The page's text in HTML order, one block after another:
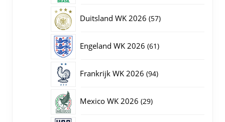
Duitsland WK 2026 5757
Engeland WK 2026 6161
Frankrijk WK 2026 9494
Mexico WK 2026 2929